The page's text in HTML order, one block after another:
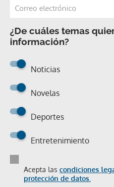
¿De cuáles temas
información?
Noticias
Novelas
Deportes
Entretenimiento
Acepta las condiciones
protección de datos.